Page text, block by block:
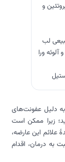
و
لب
ورا
دلیل عفونت‌های
زیرا ممکن است
این عارضه،
به درمان، اقدام